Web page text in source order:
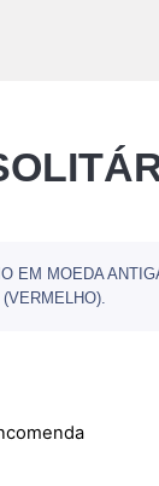
EM MOEDA